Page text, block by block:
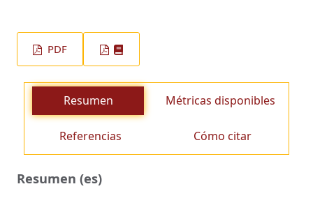
PDF
Resumen Métricas disponibles
Referencias Cómo citar
Resumen (es)